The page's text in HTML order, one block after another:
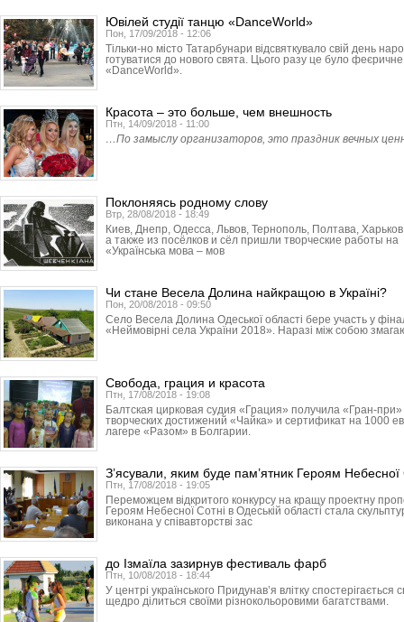
Ювілей студії танцю «DanceWorld»
Пон, 17/09/2018 - 12:06
Тільки-но місто Татарбунари відсвяткувало свій день
готуватися до нового свята. Цього разу це було
«DanceWorld».
Красота – это больше, чем внешность
Птн, 14/09/2018 - 11:00
…По замыслу организаторов, это праздник вечных
Поклоняясь родному слову
Втр, 28/08/2018 - 18:49
Киев, Днепр, Одесса, Львов, Тер­нополь, Полтава,
а также из посёлков и сёл пришли творческие работы
«Українська мова – мов
Чи стане Весела Долина найкращою в Україні?
Пон, 20/08/2018 - 09:50
Село Весела Долина Одеської області бере участь у
«Неймовірні села України 2018». Наразі між собою
Свобода, грация и красота
Птн, 17/08/2018 - 19:08
Балтская цирковая судия «Грация» получила «Гран-
творческих достижений «Чайка» и сертификат на 1000
лагере «Разом» в Болгарии.
З’ясували, яким буде пам’ятник Героям Небесної
Птн, 17/08/2018 - 19:05
Переможцем відкритого конкурсу на кращу проектну
Героям Небесної Сотні в Одеській області стала
виконана у співавторстві зас
до Ізмаїла зазирнув фестиваль фарб
Птн, 10/08/2018 - 18:44
У центрі українського Придунав’я влітку
щедро ділиться своїми різнокольоровими багатствами.